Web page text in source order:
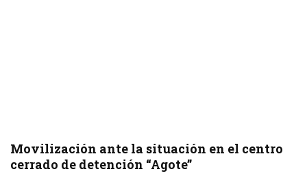
Movilización ante la situación en el centro
cerrado de detención “Agote”